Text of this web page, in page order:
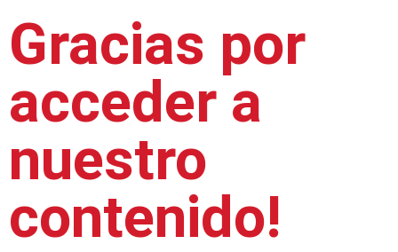
Gracias por
acceder a
nuestro
contenido!